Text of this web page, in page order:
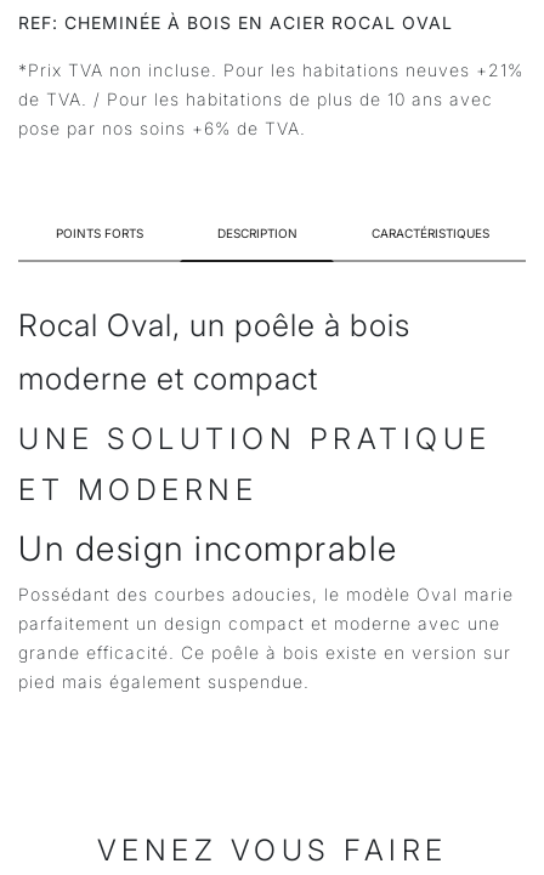
REF: CHEMINÉE À BOIS EN ACIER ROCAL OVAL
*Prix TVA non incluse. Pour les habitations neuves +21%
de TVA. / Pour les habitations de plus de 10 ans avec
pose par nos soins +6% de TVA.
POINTS FORTS DESCRIPTION CARACTÉRISTIQUES
Rocal Oval, un poêle à bois
moderne et compact
UNE SOLUTION PRATIQUE
ET MODERNE
Un design incomprable
Possédant des courbes adoucies, le modèle Oval marie
parfaitement un design compact et moderne avec une
grande efficacité. Ce poêle à bois existe en version sur
pied mais également suspendue.
VENEZ VOUS FAIRE